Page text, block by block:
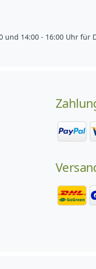
und 14:00 - 16:00 Uhr für